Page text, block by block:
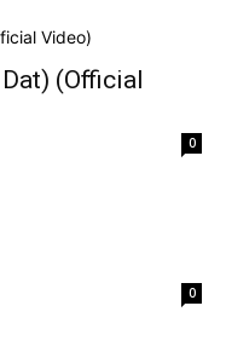
(Official
0
0